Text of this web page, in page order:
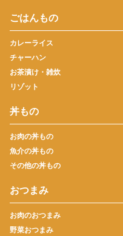
ごはんもの
カレーライス
チャーハン
お茶漬け・雑炊
リゾット
丼もの
お肉の丼もの
魚介の丼もの
その他の丼もの
おつまみ
お肉のおつまみ
野菜おつまみ